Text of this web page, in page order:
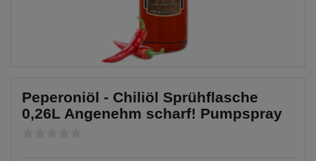
Peperoniöl - Chiliöl Sprühflasche
0,26L Angenehm scharf! Pumpspray